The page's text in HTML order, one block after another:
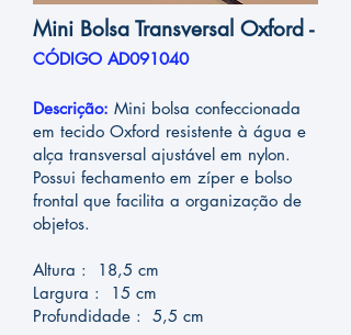
Mini Bolsa Transversal Oxford -
CÓDIGO AD091040
Descrição: Mini bolsa confeccionada
em tecido Oxford resistente à água e
alça transversal ajustável em nylon.
Possui fechamento em zíper e bolso
frontal que facilita a organização de
objetos.
Altura : 18,5 cm
Largura : 15 cm
Profundidade : 5,5 cm